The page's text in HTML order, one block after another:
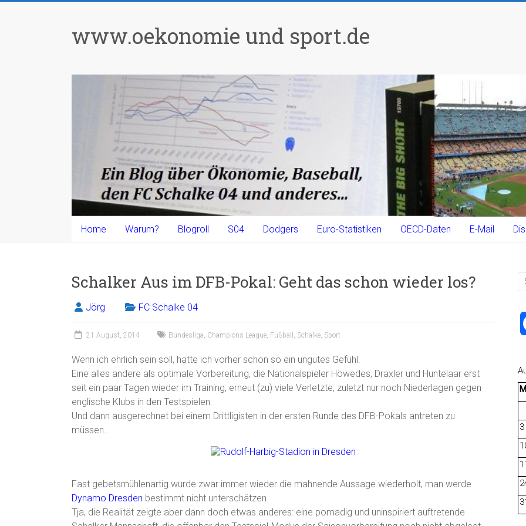
www.oekonomie und sport.de
Home Warum? Blogroll S04 Dodgers Euro-Statistiken OECD-Daten E-Mail
Schalker Aus im DFB-Pokal: Geht das schon wieder los?
Jörg FC Schalke 04
21 August, 2014 Bundesliga Champions League Fußball Schalke Sport
Wenn ich ehrlich sein soll, hatte ich vorher schon so ein ungutes Gefühl.
Eine alles andere als optimale Vorbereitung, die Nationalspieler Höwedes, Draxler und Huntelaar erst
seit ein paar Tagen wieder im Training, erneut (zu) viele Verletzte, zuletzt nur noch Niederlagen gegen
englische Klubs in den Testspielen.
Und dann ausgerechnet bei einem Drittligisten in der ersten Runde des DFB-Pokals antreten zu
müssen…
Fast gebetsmühlenartig wurde zwar immer wieder die mahnende Aussage wiederholt, man werde
Dynamo Dresden bestimmt nicht unterschätzen.
Tja, die Realität zeigte aber dann doch etwas anderes: eine pomadig und uninspiriert auftretende
M
3